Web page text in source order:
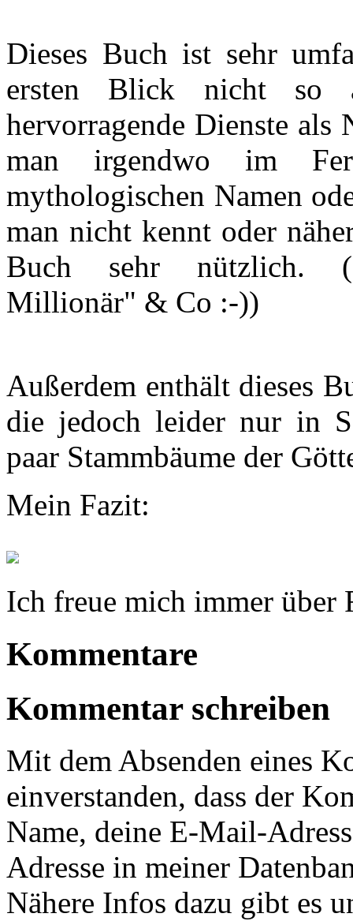
Dieses Buch ist sehr
ersten Blick nicht so
hervorragende Dienste als
man irgendwo im
mythologischen Namen
man nicht kennt oder
Buch sehr nützlich.
Millionär" & Co :-))
Außerdem enthält dieses
die jedoch leider nur in
paar Stammbäume der
Mein Fazit:
Ich freue mich immer über
Kommentare
Kommentar schreiben
Mit dem Absenden eines
einverstanden, dass der
Name, deine E-Mail-
Adresse in meiner
Nähere Infos dazu gibt es